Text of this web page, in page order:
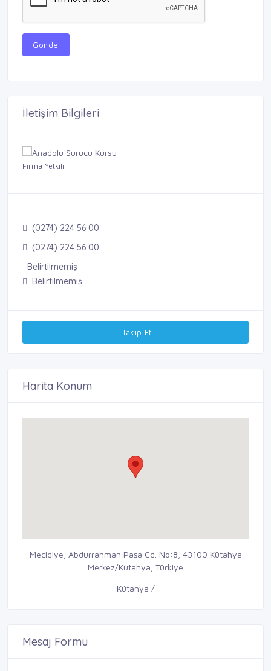
Gönder
İletişim Bilgileri
Firma Yetkili
(0274) 224 56 00
(0274) 224 56 00
Belirtilmemiş
Belirtilmemiş
Takip Et
Harita Konum
Mecidiye, Abdurrahman Paşa Cd. No:8, 43100 Kütahya
Merkez/Kütahya, Türkiye
Kütahya /
Mesaj Formu